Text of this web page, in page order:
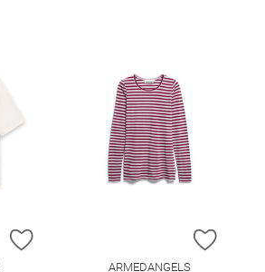
ZUR WUNSCHLISTE HINZUFÜGEN
ZUR
ARMEDANGELS